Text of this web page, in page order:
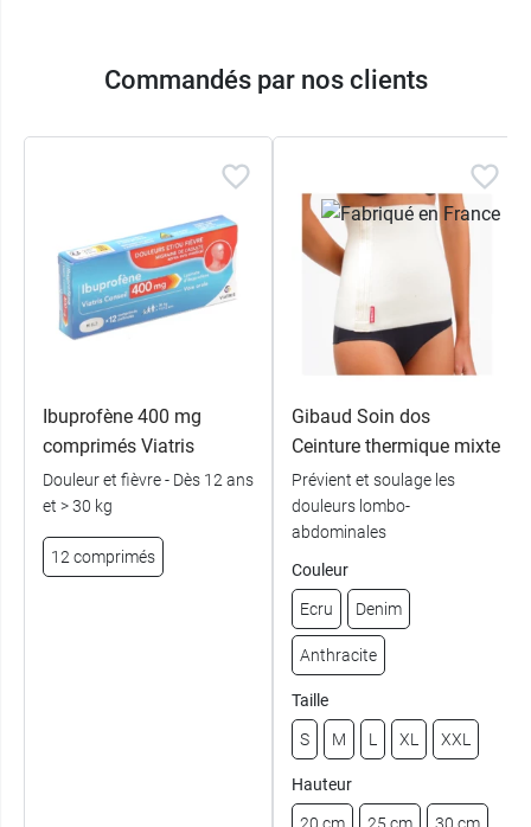
Commandés par nos clients
Ibuprofène 400 mg
comprimés Viatris
Douleur et fièvre - Dès 12 ans
et > 30 kg
12 comprimés
Gibaud Soin dos
Ceinture thermique mixte
Prévient et soulage les
douleurs lombo-
abdominales
Couleur
Ecru Denim
Anthracite
Taille
S M L XL XXL
Hauteur